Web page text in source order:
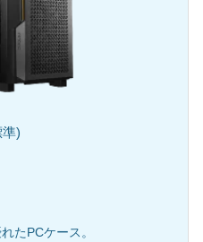
)
たPCケース。